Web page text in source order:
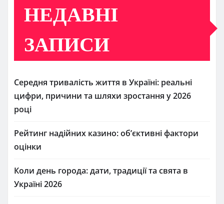
НЕДАВНІ
ЗАПИСИ
Середня тривалість життя в Україні: реальні
цифри, причини та шляхи зростання у 2026
році
Рейтинг надійних казино: об’єктивні фактори
оцінки
Коли день города: дати, традиції та свята в
Україні 2026